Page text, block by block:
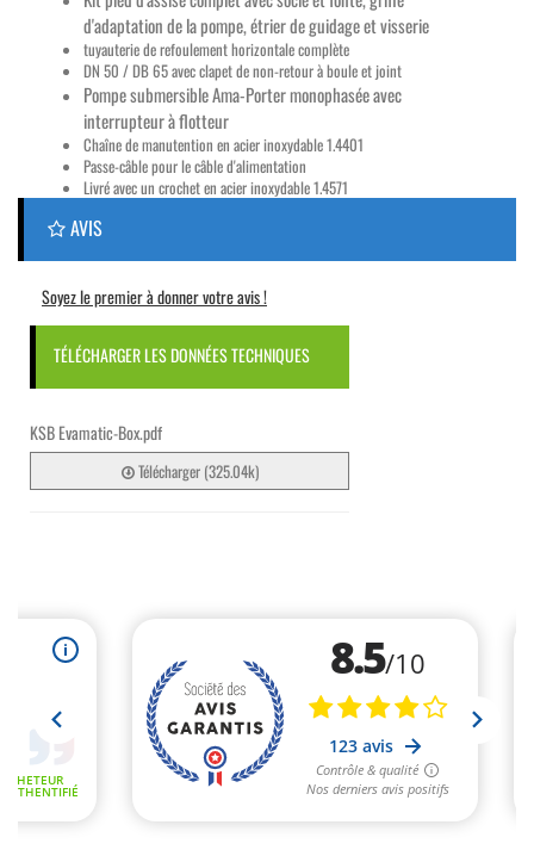
d'adaptation de la pompe, étrier de guidage et visserie
tuyauterie de refoulement horizontale complète
DN 50 / DB 65 avec clapet de non-retour à boule et joint
Pompe submersible Ama-Porter monophasée avec
interrupteur à flotteur
Chaîne de manutention en acier inoxydable 1.4401
Passe-câble pour le câble d'alimentation
Livré avec un crochet en acier inoxydable 1.4571
AVIS
Soyez le premier à donner votre avis !
TÉLÉCHARGER LES DONNÉES TECHNIQUES
KSB Evamatic-Box.pdf
Télécharger (325.04k)